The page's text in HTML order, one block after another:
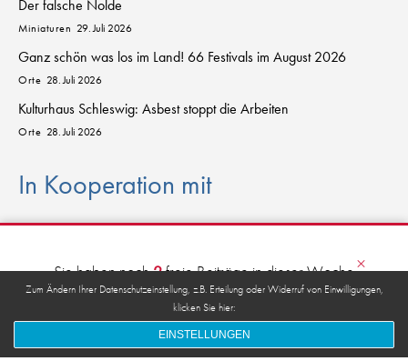
Der falsche Nolde
Miniaturen 29. Juli 2026
Ganz schön was los im Land! 66 Festivals im August 2026
Orte 28. Juli 2026
Kulturhaus Schleswig: Asbest stoppt die Arbeiten
Orte 28. Juli 2026
In Kooperation mit
© 2026 kulturkanal.sh
Zum Ändern Ihrer Datenschutzeinstellung, z.B. Erteilung oder Widerruf von Einwilligungen,
klicken Sie hier:
EINSTELLUNGEN
Sie haben noch2freie Beiträge in dieser Woche
übrig.
kostenfrei registrieren
×